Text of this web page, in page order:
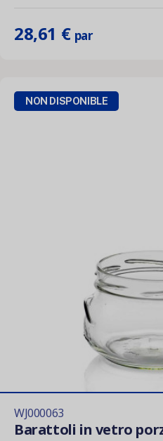
28,61 € par
WJ000063
Barattoli in vetro
NON DISPONIBLE